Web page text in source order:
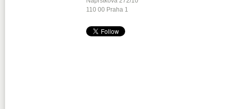
110 00 Praha 1